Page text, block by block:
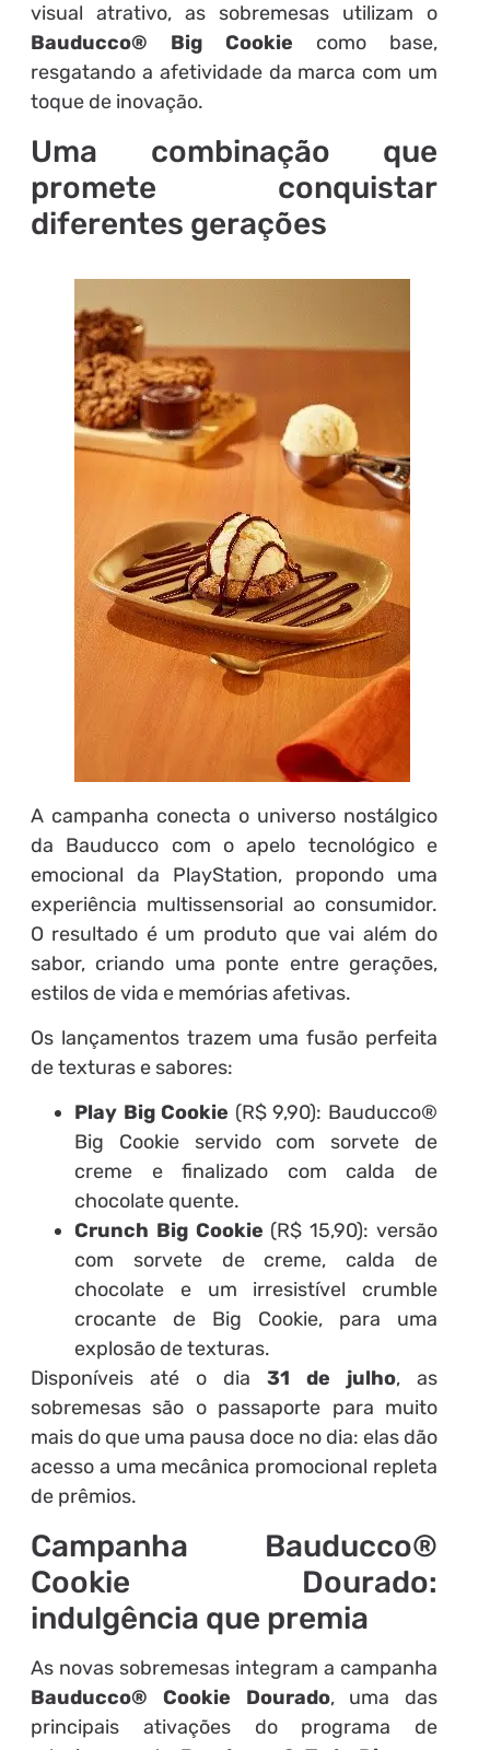
visual atrativo, as sobremesas utilizam o
Bauducco® Big Cookie como base,
resgatando a afetividade da marca com um
toque de inovação.
Uma combinação que
promete conquistar
diferentes gerações
A campanha conecta o universo nostálgico
da Bauducco com o apelo tecnológico e
emocional da PlayStation, propondo uma
experiência multissensorial ao consumidor.
O resultado é um produto que vai além do
sabor, criando uma ponte entre gerações,
estilos de vida e memórias afetivas.
Os lançamentos trazem uma fusão perfeita
de texturas e sabores:
Play Big Cookie (R$ 9,90): Bauducco®
Big Cookie servido com sorvete de
creme e finalizado com calda de
chocolate quente.
Crunch Big Cookie (R$ 15,90): versão
com sorvete de creme, calda de
chocolate e um irresistível crumble
crocante de Big Cookie, para uma
explosão de texturas.
Disponíveis até o dia31 de julho, as
sobremesas são o passaporte para muito
mais do que uma pausa doce no dia: elas dão
acesso a uma mecânica promocional repleta
de prêmios.
Campanha Bauducco®
Cookie Dourado:
indulgência que premia
As novas sobremesas integram a campanha
Bauducco® Cookie Dourado, uma das
principais ativações do programa de